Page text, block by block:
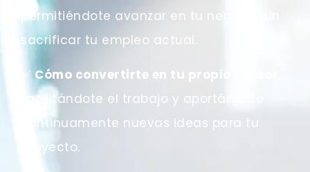
permitiéndote avanzar en tu negocio sin
sacrificar tu empleo actual.
✅ Cómo convertirte en tu propio asesor
facilitándote el trabajo y aportándote
continuamente nuevas ideas para tu
proyecto.